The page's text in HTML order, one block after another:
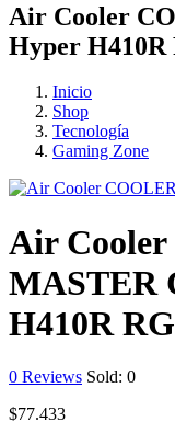
Air Cooler
Hyper H410R
Inicio
Shop
Tecnología
Gaming Zone
Air
MASTER
H410R
0 Reviews Sold: 0
$77.433